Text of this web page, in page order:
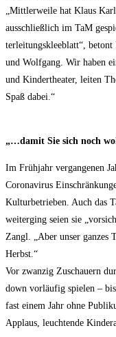
„Mitt­ler­wei­le hat Klaus
aus­schließ­lich im TaM
ter­lei­tungs­klee­blatt“, betont
und Wolf­gang. Wir haben
und Kin­der­thea­ter, lei­ten
Spaß dabei.“
„…damit Sie sich noch
Im Früh­jahr ver­gan­ge­nen
Coro­na­vi­rus
Kul­tur­be­trie­ben. Auch das
wei­ter­ging sei­en sie
Zangl. „Aber unser gan­zes
Herbst.“
Vor zwan­zig Zuschau­ern
down vor­läu­fig spie­len –
fast einem Jahr ohne
Applaus, leuch­ten­de